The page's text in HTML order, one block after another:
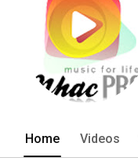
Home Videos